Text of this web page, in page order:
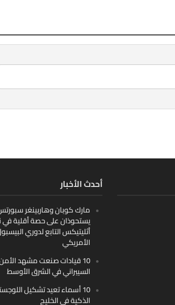
أحدث الأخبار
مارك كوبان وهاربينغر سبورتس
يستحوذان على حصة أقلية في
أثليتيكس التابع لدوري
الأمريكي
10 قيادات صنعت مشهد
السيبراني في الشرق الأوسط
10 أسماء تعيد تشكيل
الذكية في الخليج